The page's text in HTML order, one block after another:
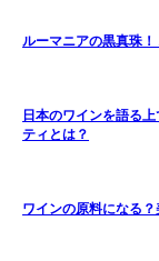
ルーマニアの黒真珠
日本のワインを語る
ティとは？
ワインの原料になる